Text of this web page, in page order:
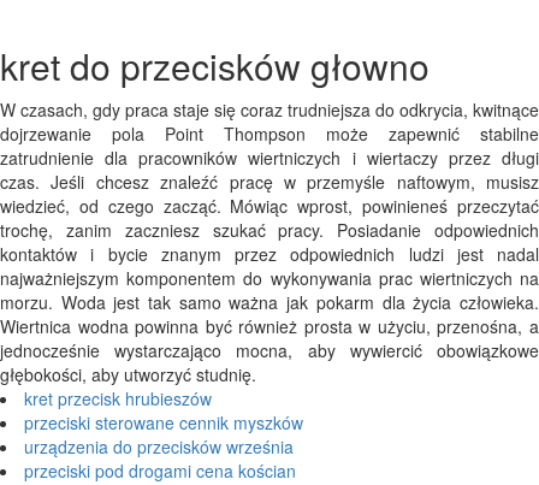
kret do przecisków głowno
W czasach, gdy praca staje się coraz trudniejsza do odkrycia, kwitnące
dojrzewanie pola Point Thompson może zapewnić stabilne
zatrudnienie dla pracowników wiertniczych i wiertaczy przez długi
czas. Jeśli chcesz znaleźć pracę w przemyśle naftowym, musisz
wiedzieć, od czego zacząć. Mówiąc wprost, powinieneś przeczytać
trochę, zanim zaczniesz szukać pracy. Posiadanie odpowiednich
kontaktów i bycie znanym przez odpowiednich ludzi jest nadal
najważniejszym komponentem do wykonywania prac wiertniczych na
morzu. Woda jest tak samo ważna jak pokarm dla życia człowieka.
Wiertnica wodna powinna być również prosta w użyciu, przenośna, a
jednocześnie wystarczająco mocna, aby wywiercić obowiązkowe
głębokości, aby utworzyć studnię.
kret przecisk hrubieszów
przeciski sterowane cennik myszków
urządzenia do przecisków września
przeciski pod drogami cena kościan